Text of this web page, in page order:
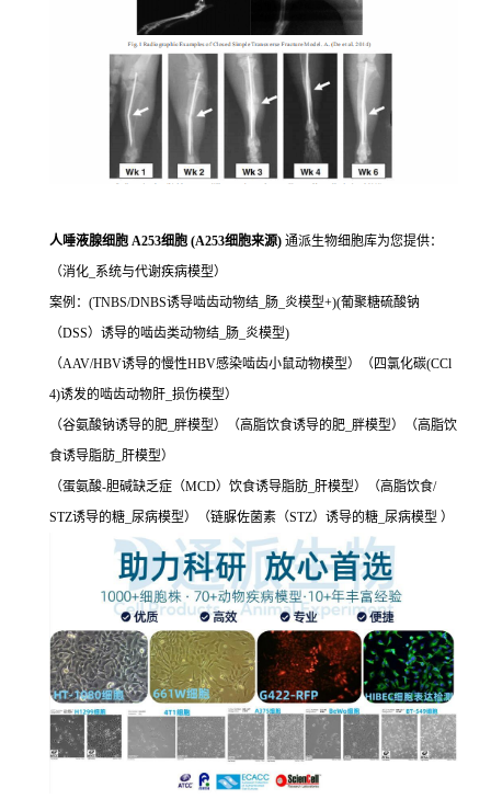
人唾液腺细胞 A253细胞 (A253细胞来源) 通派生物细胞库为您提供：
（消化_系统与代谢疾病模型）
案例：(TNBS/DNBS诱导啮齿动物结_肠_炎模型+)(葡聚糖硫酸钠
（DSS）诱导的啮齿类动物结_肠_炎模型)
（AAV/HBV诱导的慢性HBV感染啮齿小鼠动物模型）（四氯化碳(CCl
4)诱发的啮齿动物肝_损伤模型）
（谷氨酸钠诱导的肥_胖模型）（高脂饮食诱导的肥_胖模型）（高脂饮
食诱导脂肪_肝模型）
（蛋氨酸-胆碱缺乏症（MCD）饮食诱导脂肪_肝模型）（高脂饮食/
STZ诱导的糖_尿病模型）（链脲佐菌素（STZ）诱导的糖_尿病模型 ）